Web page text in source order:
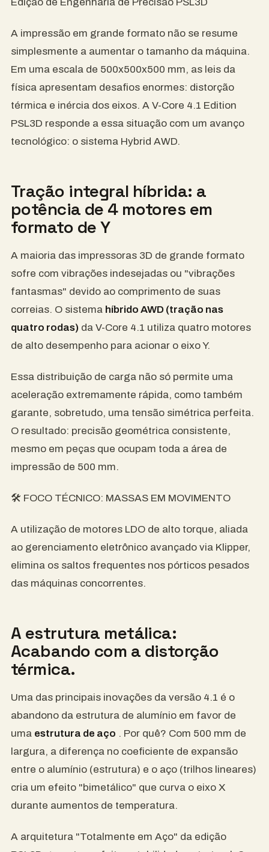
A impressão em grande formato não se resume
simplesmente a aumentar o tamanho da máquina.
Em uma escala de 500x500x500 mm, as leis da
física apresentam desafios enormes: distorção
térmica e inércia dos eixos. A V-Core 4.1 Edition
PSL3D responde a essa situação com um avanço
tecnológico: o sistema Hybrid AWD.
Tração integral híbrida: a
potência de 4 motores em
formato de Y
A maioria das impressoras 3D de grande formato
sofre com vibrações indesejadas ou "vibrações
fantasmas" devido ao comprimento de suas
correias. O sistema híbrido AWD (tração nas
quatro rodas) da V-Core 4.1 utiliza quatro motores
de alto desempenho para acionar o eixo Y.
Essa distribuição de carga não só permite uma
aceleração extremamente rápida, como também
garante, sobretudo, uma tensão simétrica perfeita.
O resultado: precisão geométrica consistente,
mesmo em peças que ocupam toda a área de
impressão de 500 mm.
🛠️ FOCO TÉCNICO: MASSAS EM MOVIMENTO
A utilização de motores LDO de alto torque, aliada
ao gerenciamento eletrônico avançado via Klipper,
elimina os saltos frequentes nos pórticos pesados ​​
das máquinas concorrentes.
A estrutura metálica:
Acabando com a distorção
térmica.
Uma das principais inovações da versão 4.1 é o
abandono da estrutura de alumínio em favor de
uma estrutura de aço . Por quê? Com ​​500 mm de
largura, a diferença no coeficiente de expansão
entre o alumínio (estrutura) e o aço (trilhos lineares)
cria um efeito "bimetálico" que curva o eixo X
durante aumentos de temperatura.
A arquitetura "Totalmente em Aço" da edição